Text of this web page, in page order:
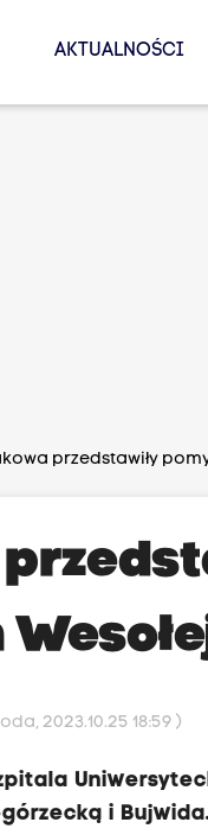
AKTUALNOŚCI
przedstawiły
2023.10.25 18:59 )
i